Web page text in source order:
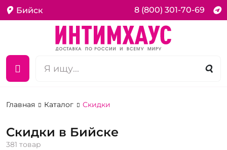
Бийск 8 (800) 301-70-69
Главная Каталог Скидки
Скидки в Бийске
381 товар